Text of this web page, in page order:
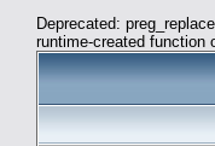
Deprecated:
runtime-created function